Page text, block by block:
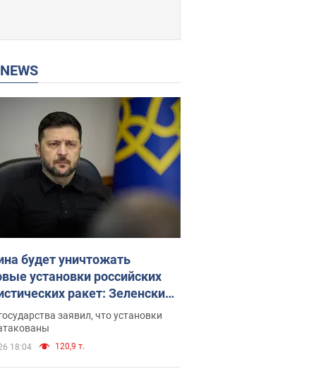
NEWS
будет уничтожать
установки российских
ракет: Зеленский
заседание СНБО
заявил, что установки
18:04 120,9 т.